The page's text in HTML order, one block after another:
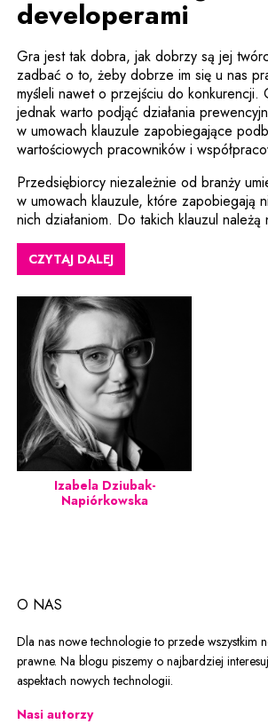
developerami
Gra jest tak dobra, jak dobrzy są jej
zadbać o to, żeby dobrze im się u nas
myśleli nawet o przejściu do konkurencji.
jednak warto podjąć działania
w umowach klauzule zapobiegające
wartościowych pracowników i
Przedsiębiorcy niezależnie od branży
w umowach klauzule, które zapobiegają
nich działaniom. Do takich klauzul należą
CZYTAJ DALEJ
Izabela Dziubak-
Napiórkowska
O NAS
Dla nas nowe technologie to przede wszystkim
prawne. Na blogu piszemy o najbardziej
aspektach nowych technologii.
Nasi autorzy